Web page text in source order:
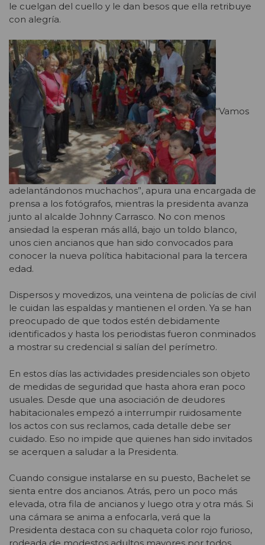
le cuelgan del cuello y le dan besos que ella retribuye
con alegría.
“Vamos
adelantándonos muchachos”, apura una encargada de
prensa a los fotógrafos, mientras la presidenta avanza
junto al alcalde Johnny Carrasco. No con menos
ansiedad la esperan más allá, bajo un toldo blanco,
unos cien ancianos que han sido convocados para
conocer la nueva política habitacional para la tercera
edad.
Dispersos y movedizos, una veintena de policías de civil
le cuidan las espaldas y mantienen el orden. Ya se han
preocupado de que todos estén debidamente
identificados y hasta los periodistas fueron conminados
a mostrar su credencial si salían del perímetro.
En estos días las actividades presidenciales son objeto
de medidas de seguridad que hasta ahora eran poco
usuales. Desde que una asociación de deudores
habitacionales empezó a interrumpir ruidosamente
los actos con sus reclamos, cada detalle debe ser
cuidado. Eso no impide que quienes han sido invitados
se acerquen a saludar a la Presidenta.
Cuando consigue instalarse en su puesto, Bachelet se
sienta entre dos ancianos. Atrás, pero un poco más
elevada, otra fila de ancianos y luego otra y otra más. Si
una cámara se anima a enfocarla, verá que la
Presidenta destaca con su chaqueta color rojo furioso,